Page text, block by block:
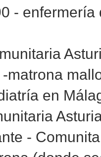
-
matrona
en
-